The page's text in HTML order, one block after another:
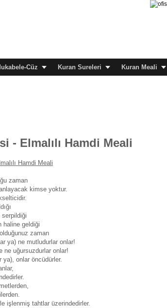
Cüz Kuran Sureleri Kuran Meali
- Elmalılı Hamdi Meali
Hamdi Meali
zaman
kimse yoktur.
haline geldiği
zaman
ya) ne mutludurlar onlar!
ne uğursuzdurlar onlar!
ya), onlar öncüdürler.
işlenmiş tahtlar üzerindedirler.